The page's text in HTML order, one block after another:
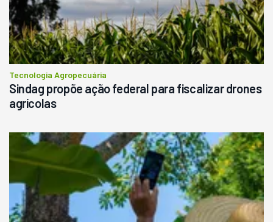
Tecnologia Agropecuária
Sindag propõe ação federal para fiscalizar drones
agrícolas